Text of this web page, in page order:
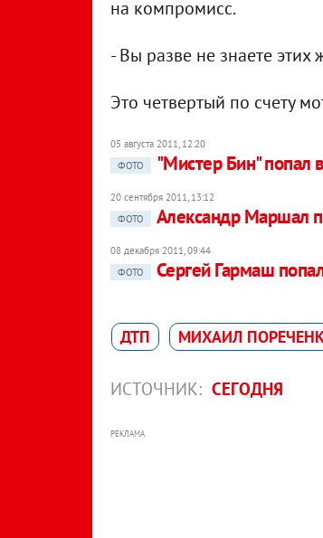
на компромисс.
- Вы разве не знаете
Это четвертый по счету
05 августа 2011, 12:20
ФОТО
"Мистер Бин" попал
20 сентября 2011, 13:12
ФОТО
Александр Маршал
08 декабря 2011, 09:44
ФОТО
Сергей Гармаш
ДТП МИХАИЛ
ИСТОЧНИК: СЕГОДНЯ
РЕКЛАМА